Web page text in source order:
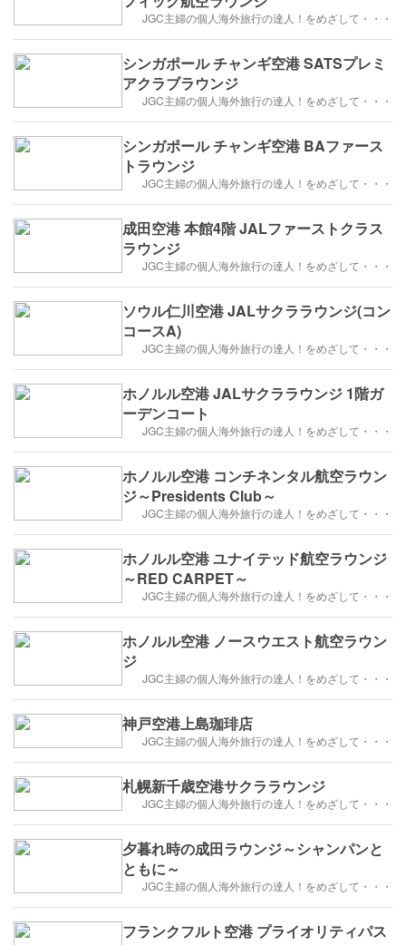
JGC主婦の個人海外旅行の達人！をめざして・・・
シンガポール チャンギ空港 SATSプレミ
アクラブラウンジ
JGC主婦の個人海外旅行の達人！をめざして・・・
シンガポール チャンギ空港 BAファース
トラウンジ
JGC主婦の個人海外旅行の達人！をめざして・・・
成田空港 本館4階 JALファーストクラス
ラウンジ
JGC主婦の個人海外旅行の達人！をめざして・・・
ソウル仁川空港 JALサクララウンジ(コン
コースA)
JGC主婦の個人海外旅行の達人！をめざして・・・
ホノルル空港 JALサクララウンジ 1階ガ
ーデンコート
JGC主婦の個人海外旅行の達人！をめざして・・・
ホノルル空港 コンチネンタル航空ラウン
ジ～Presidents Club～
JGC主婦の個人海外旅行の達人！をめざして・・・
ホノルル空港 ユナイテッド航空ラウンジ
～RED CARPET～
JGC主婦の個人海外旅行の達人！をめざして・・・
ホノルル空港 ノースウエスト航空ラウン
ジ
JGC主婦の個人海外旅行の達人！をめざして・・・
神戸空港上島珈琲店
JGC主婦の個人海外旅行の達人！をめざして・・・
札幌新千歳空港サクララウンジ
JGC主婦の個人海外旅行の達人！をめざして・・・
夕暮れ時の成田ラウンジ～シャンパンと
ともに～
JGC主婦の個人海外旅行の達人！をめざして・・・
フランクフルト空港 プライオリティパス